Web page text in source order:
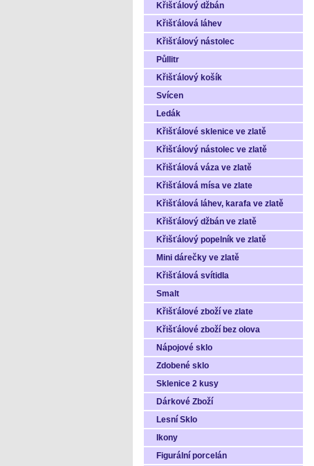
Křišťálový džbán
Křišťálová láhev
Křišťálový nástolec
Půllitr
Křišťálový košík
Svícen
Ledák
Křišťálové sklenice ve zlatě
Křišťálový nástolec ve zlatě
Křišťálová váza ve zlatě
Křišťálová mísa ve zlate
Křišťálová láhev, karafa ve zlatě
Křišťálový džbán ve zlatě
Křišťálový popelník ve zlatě
Mini dárečky ve zlatě
Křišťálová svítidla
Smalt
Křišťálové zboží ve zlate
Křišťálové zboží bez olova
Nápojové sklo
Zdobené sklo
Sklenice 2 kusy
Dárkové Zboží
Lesní Sklo
Ikony
Figurální porcelán